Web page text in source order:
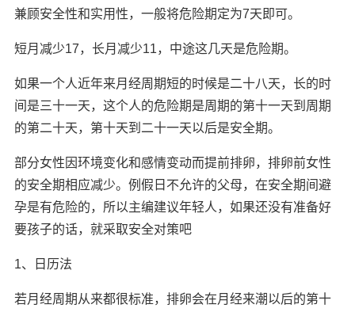
兼顾安全性和实用性，一般将危险期定为7天即可。
短月减少17，长月减少11，中途这几天是危险期。
如果一个人近年来月经周期短的时候是二十八天，长的时
间是三十一天，这个人的危险期是周期的第十一天到周期
的第二十天，第十天到二十一天以后是安全期。
部分女性因环境变化和感情变动而提前排卵，排卵前女性
的安全期相应减少。例假日不允许的父母，在安全期间避
孕是有危险的，所以主编建议年轻人，如果还没有准备好
要孩子的话，就采取安全对策吧
1、日历法
若月经周期从来都很标准，排卵会在月经来潮以后的第十